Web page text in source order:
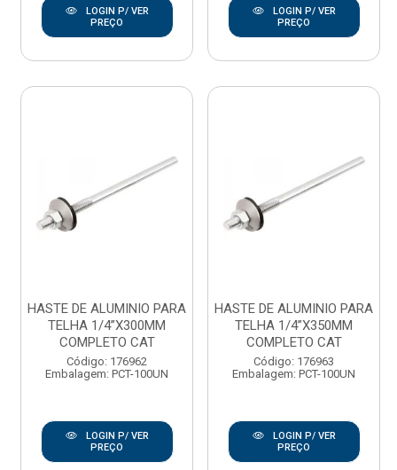
LOGIN P/ VER
PREÇO
LOGIN P/ VER
PREÇO
HASTE DE ALUMINIO PARA
TELHA 1/4”X300MM
COMPLETO CAT
Código: 176962
Embalagem: PCT-100UN
LOGIN P/ VER
PREÇO
HASTE DE ALUMINIO PARA
TELHA 1/4”X350MM
COMPLETO CAT
Código: 176963
Embalagem: PCT-100UN
LOGIN P/ VER
PREÇO